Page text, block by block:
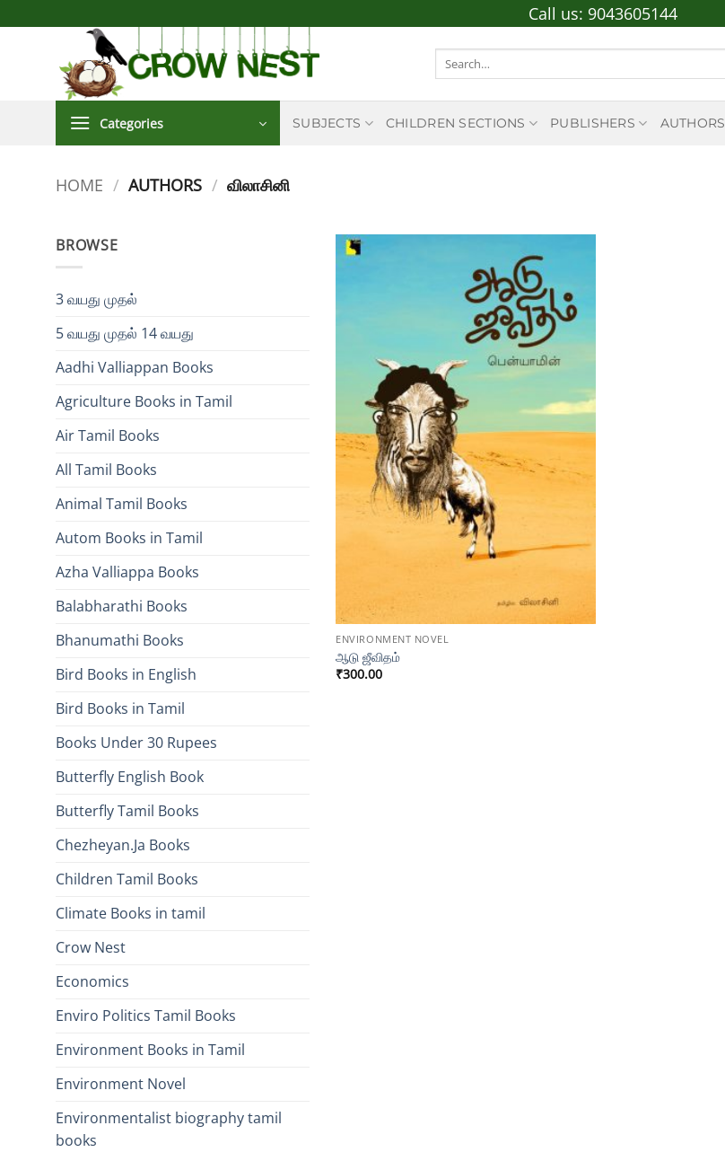
to
Call us: 9043605144
Search
Categories SUBJECTS CHILDREN SECTIONS PUBLISHERS AUTHORS
HOME / AUTHORS / விலாசினி
BROWSE
3 வயது முதல்
5 வயது முதல் 14 வயது
Aadhi Valliappan Books
Agriculture Books in Tamil
Air Tamil Books
All Tamil Books
Animal Tamil Books
Autom Books in Tamil
Azha Valliappa Books
Balabharathi Books
Bhanumathi Books
Bird Books in English
Bird Books in Tamil
Books Under 30 Rupees
Butterfly English Book
Butterfly Tamil Books
Chezheyan.Ja Books
Children Tamil Books
Climate Books in tamil
Crow Nest
Economics
Enviro Politics Tamil Books
Environment Books in Tamil
Environment Novel
Environmentalist biography tamil
books
ENVIRONMENT NOVEL
ஆடு ஜீவிதம்
₹300.00